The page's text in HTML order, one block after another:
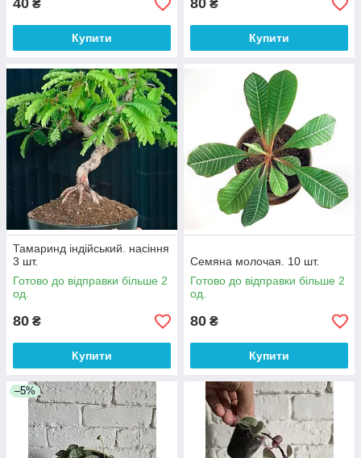
40 ₴
Купити
80 ₴
Купити
Тамаринд індійський. насіння
3 шт.
Готово до відправки більше 2
од.
80 ₴
Купити
Семяна молочая. 10 шт.
Готово до відправки більше 2
од.
80 ₴
Купити
–5%